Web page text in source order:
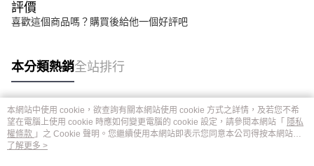
評價
喜歡這個商品嗎？購買後給他一個好評吧
本分類熱銷全站排行
熱門標籤
本網站中使用 cookie，欲查詢有關本網站使用 cookie 方式之詳情，及若您不希
望在電腦上使用 cookie 時應如何變更電腦的 cookie 設定，請參閱本網站「 隱私
權條款 」之 Cookie 聲明。您繼續使用本網站即表示您同意本公司得按本網站使
用條款之 Cookie 聲明使用 cookie。
了解更多 >